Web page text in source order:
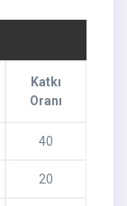
Katkı
Oranı
40
20